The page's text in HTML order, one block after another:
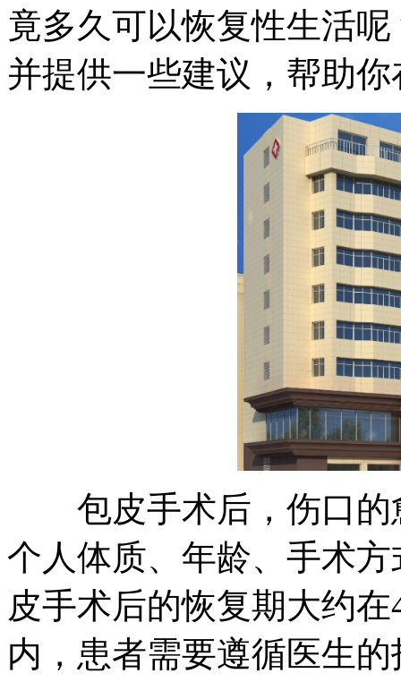
竟多久可以恢复性生活
并提供一些建议，帮助
包皮手术后，伤口的
个人体质、年龄、手术
皮手术后的恢复期大约
内，患者需要遵循医生